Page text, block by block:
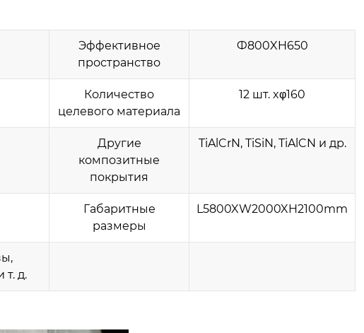
Эффективное
пространство
Ф800XH650
Количество
целевого материала
12 шт. xφ160
Другие
композитные
покрытия
TiAlCrN, TiSiN, TiAlCN и др.
Габаритные
размеры
L5800XW2000XH2100mm
д.